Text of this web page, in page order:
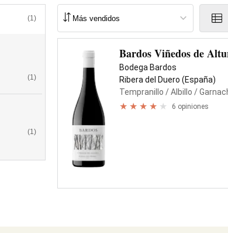
(1)
(1)
(1)
Bardos Viñedos de
Bodega Bardos
Ribera del Duero (España)
Tempranillo / Albillo /
6 opiniones